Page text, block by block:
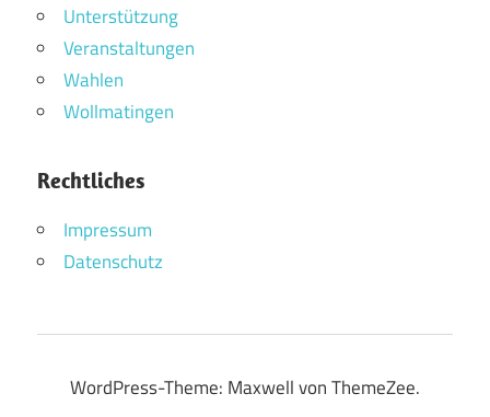
Unterstützung
Veranstaltungen
Wahlen
Wollmatingen
Rechtliches
Impressum
Datenschutz
WordPress-Theme: Maxwell von ThemeZee.